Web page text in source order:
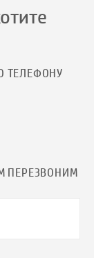
ТЕЛЕФОНУ
ПЕРЕЗВОНИМ